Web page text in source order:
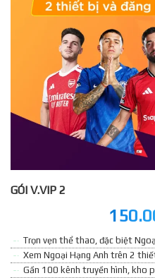
GÓI V.VIP 2
Trọn vẹn thể thao, đặc biệt
Xem Ngoại Hạng Anh trên 2
Gần 100 kênh truyền hình, kho